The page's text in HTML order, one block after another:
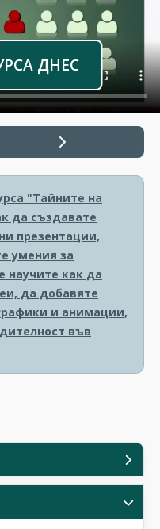
ДНЕС
"Тайните на
да създавате
презентации,
умения за
научите как да
да добавяте
и анимации,
във